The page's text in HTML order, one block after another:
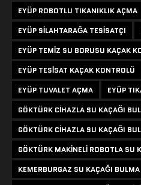
EYÜP ROBOTLU TIKANIKLIK AÇMA
EYÜP SILAHTARAĞA TESISATÇI
EYÜP TEMIZ SU BORUSU KAÇAK
EYÜP TESISAT KAÇAK KONTROLÜ
EYÜP TUVALET AÇMA
EYÜP
GÖKTÜRK CIHAZLA SU KAÇAĞI
GÖKTÜRK CIHAZLA SU KAÇAĞI
GÖKTÜRK MAKINELI ROBOTLA SU
KEMERBURGAZ SU KAÇAĞI BULMA